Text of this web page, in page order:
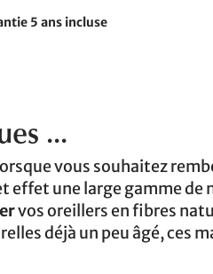
5 ans incluse
...
vous souhaitez
effet une large gamme
vos oreillers en fibres
déjà un peu âgé, ces